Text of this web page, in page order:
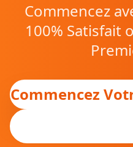
Commencez
100% Satisfait
Commencez